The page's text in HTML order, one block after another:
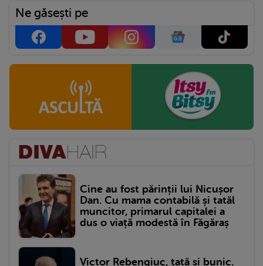
Ne găsești pe
Cine au fost părinții lui Nicușor
Dan. Cu mama contabilă și tatăl
muncitor, primarul capitalei a
dus o viață modestă în Făgăraș
Victor Rebengiuc, tată și bunic.